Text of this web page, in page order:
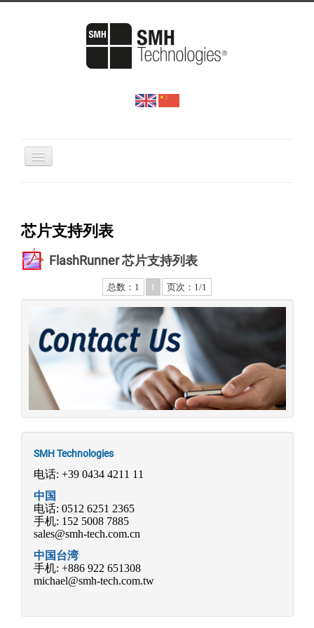
下载中心
新闻中心
芯片支持列表
FlashRunner 芯片支持列表
总数：1 1 页次：1/1
SMH Technologies
电话: +39 0434 4211 11
中国
电话: 0512 6251 2365
手机: 152 5008 7885
sales@smh-tech.com.cn
中国台湾
手机: +886 922 651308
michael@smh-tech.com.tw